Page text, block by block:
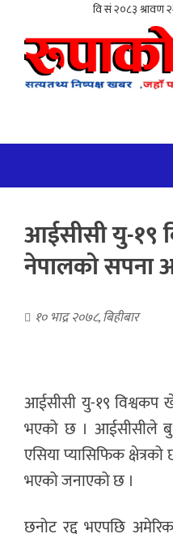
आईसीसी यु-१९
नेपालको सपना
१० भाद्र २०७८, बिहीबार
आईसीसी यु-१९ विश्वकप
भएको छ । आईसीसीले
एसिया प्यासिफिक
भएको जनाएको छ ।
छनोट रद्द भएपछि